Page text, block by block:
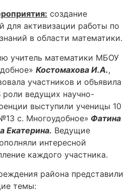
создание
для активизации работы по
в области математики.
учитель математики МБОУ
Костомахова И.А.,
участников и объявила
ведущих научно-
выступили ученицы 10
с. Многоудобное» Фатина
Екатерина. Ведущие
интересной
каждого участника.
района представили
темы: